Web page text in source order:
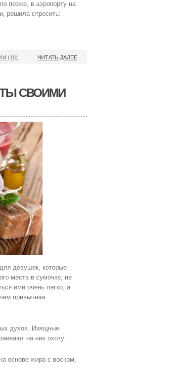
позже, в аэропорту на
решила спросить:
ЧИТАТЬ ДАЛЕЕ
(18)
СВОИМИ
девушек, которые
места в сумочке, не
ими очень легко, а
привычная
духов. Изящные
на них охоту.
основе жира с воском,